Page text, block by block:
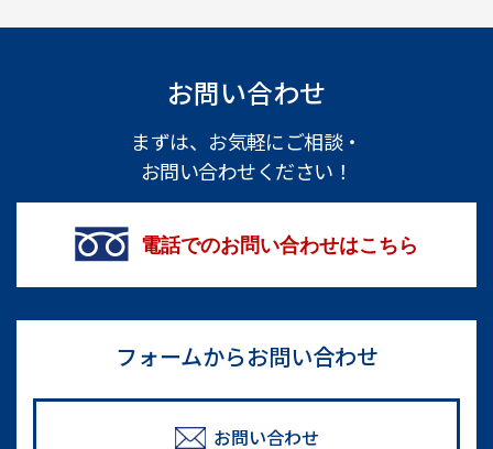
お問い合わせ
まずは、お気軽にご相談・
お問い合わせください！
電話でのお問い合わせはこちら
フォームからお問い合わせ
お問い合わせ